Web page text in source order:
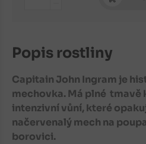
Popis rostliny
Capitain John Ingram je
mechovka. Má plné tmavě
intenzivní vůní, které
načervenalý mech na
borovici.